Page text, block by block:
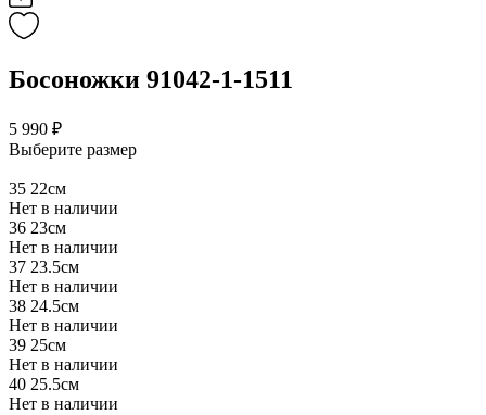
Босоножки 91042-1-1511
5 990 ₽
Выберите размер
35 22см
Нет в наличии
36 23см
Нет в наличии
37 23.5см
Нет в наличии
38 24.5см
Нет в наличии
39 25см
Нет в наличии
40 25.5см
Нет в наличии